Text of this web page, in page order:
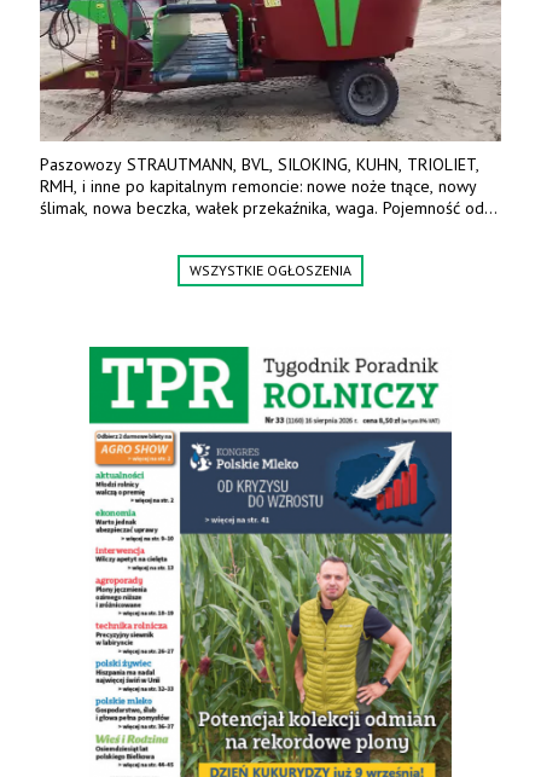
Paszowozy STRAUTMANN, BVL, SILOKING, KUHN, TRIOLIET,
RMH, i inne po kapitalnym remoncie: nowe noże tnące, nowy
ślimak, nowa beczka, wałek przekaźnika, waga. Pojemność od
Jesteśmy także producentem nowych paszowozów AKSA, woj.
wielkopolskie, koło Konina. Kontakt: 607 405 691.
WSZYSTKIE OGŁOSZENIA